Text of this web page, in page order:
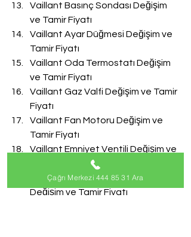
Vaillant Basınç Sondası Değişim
ve Tamir Fiyatı
Vaillant Ayar Düğmesi Değişim ve
Tamir Fiyatı
Vaillant Oda Termostatı Değişim
ve Tamir Fiyatı
Vaillant Gaz Valfi Değişim ve Tamir
Fiyatı
Vaillant Fan Motoru Değişim ve
Tamir Fiyatı
Vaillant Emniyet Ventili Değişim ve
Vaillant Doldurma Musluğu
Değişim ve Tamir Fiyatı
Çağrı Merkezi 444 85 31 Ara